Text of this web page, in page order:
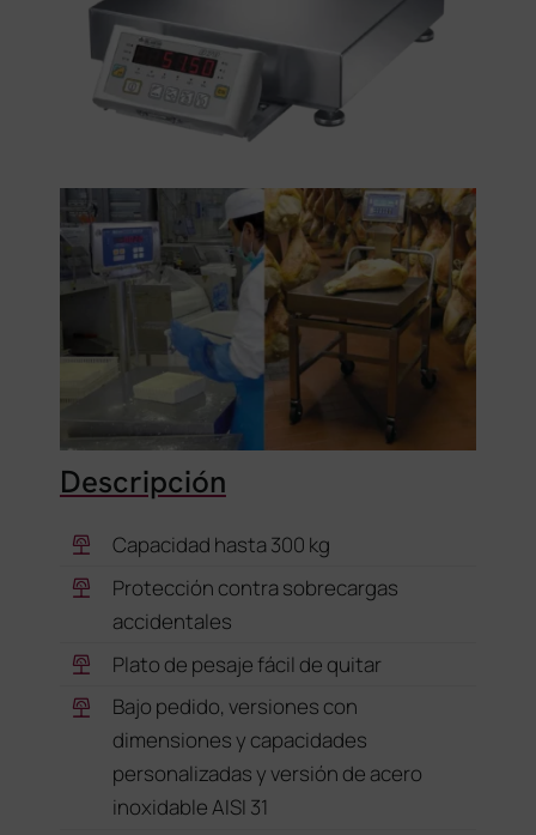
Descripción
Capacidad hasta 300 kg
Protección contra sobrecargas
accidentales
Plato de pesaje fácil de quitar
Bajo pedido, versiones con
dimensiones y capacidades
personalizadas y versión de acero
inoxidable AISI 31